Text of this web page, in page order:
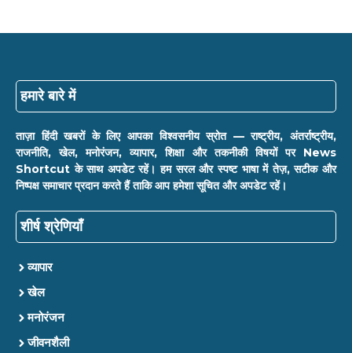
हमारे बारे में
ताज़ा हिंदी खबरों के लिए आपका विश्वसनीय स्रोत — राष्ट्रीय, अंतर्राष्ट्रीय,
राजनीति, खेल, मनोरंजन, व्यापार, शिक्षा और तकनीकी विषयों पर News
Shortcut के साथ अपडेट रहें। हम सरल और स्पष्ट भाषा में तेज़, सटीक और
निष्पक्ष समाचार प्रदान करते हैं ताकि आप हमेशा सूचित और अपडेट रहें।
शीर्ष श्रेणियाँ
व्यापार
खेल
मनोरंजन
जीवनशैली